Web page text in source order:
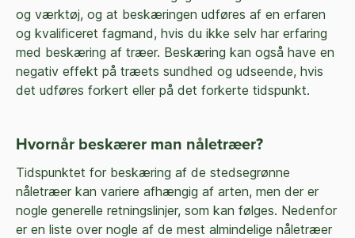
og værktøj, og at beskæringen udføres af en erfaren
og kvalificeret fagmand, hvis du ikke selv har erfaring
med beskæring af træer. Beskæring kan også have en
negativ effekt på træets sundhed og udseende, hvis
det udføres forkert eller på det forkerte tidspunkt.
Hvornår beskærer man nåletræer?
Tidspunktet for beskæring af de stedsegrønne
nåletræer kan variere afhængig af arten, men der er
nogle generelle retningslinjer, som kan følges. Nedenfor
er en liste over nogle af de mest almindelige nåletræer